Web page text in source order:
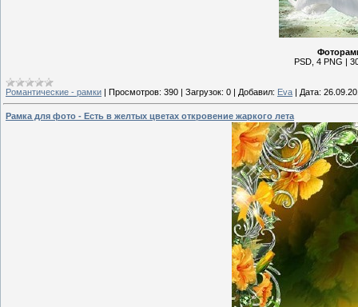
PSD, 4 PNG |
Романтические - рамки | Просмотров: 390 | Загрузок: 0 | Добавил: Eva | Дата:
Рамка для фото - Есть в желтых цветах откровение жаркого лета